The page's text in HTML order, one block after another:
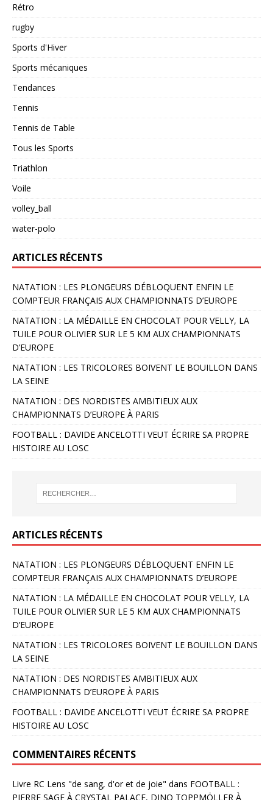
Rétro
rugby
Sports d'Hiver
Sports mécaniques
Tendances
Tennis
Tennis de Table
Tous les Sports
Triathlon
Voile
volley_ball
water-polo
ARTICLES RÉCENTS
NATATION : LES PLONGEURS DÉBLOQUENT ENFIN LE
COMPTEUR FRANÇAIS AUX CHAMPIONNATS D’EUROPE
NATATION : LA MÉDAILLE EN CHOCOLAT POUR VELLY, LA
TUILE POUR OLIVIER SUR LE 5 KM AUX CHAMPIONNATS
D’EUROPE
NATATION : LES TRICOLORES BOIVENT LE BOUILLON DANS
LA SEINE
NATATION : DES NORDISTES AMBITIEUX AUX
CHAMPIONNATS D’EUROPE À PARIS
FOOTBALL : DAVIDE ANCELOTTI VEUT ÉCRIRE SA PROPRE
HISTOIRE AU LOSC
ARTICLES RÉCENTS
NATATION : LES PLONGEURS DÉBLOQUENT ENFIN LE
COMPTEUR FRANÇAIS AUX CHAMPIONNATS D’EUROPE
NATATION : LA MÉDAILLE EN CHOCOLAT POUR VELLY, LA
TUILE POUR OLIVIER SUR LE 5 KM AUX CHAMPIONNATS
D’EUROPE
NATATION : LES TRICOLORES BOIVENT LE BOUILLON DANS
LA SEINE
NATATION : DES NORDISTES AMBITIEUX AUX
CHAMPIONNATS D’EUROPE À PARIS
FOOTBALL : DAVIDE ANCELOTTI VEUT ÉCRIRE SA PROPRE
HISTOIRE AU LOSC
COMMENTAIRES RÉCENTS
Livre RC Lens "de sang, d'or et de joie" dans FOOTBALL :
PIERRE SAGE À CRYSTAL PALACE, DINO TOPPMÖLLER À